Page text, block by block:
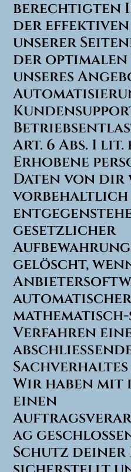
berechtigten
der
unserer
der
unseres
Art. 6 Abs. 1 lit.
Erhobene
Daten von dir
vorbehaltlich
gesetzlicher
gelöscht,
Verfahren
Wir haben mit
einen
ag
Schutz deiner